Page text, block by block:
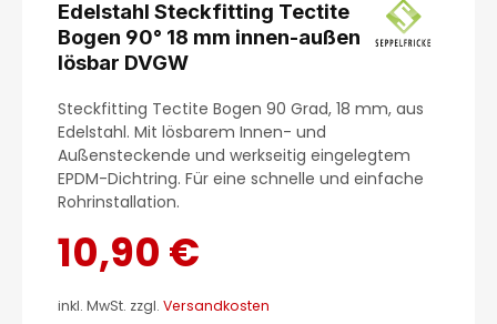
Edelstahl Steckfitting Tectite
Bogen 90° 18 mm innen-außen
lösbar DVGW
Steckfitting Tectite Bogen 90 Grad, 18 mm, aus
Edelstahl. Mit lösbarem Innen- und
Außensteckende und werkseitig eingelegtem
EPDM-Dichtring. Für eine schnelle und einfache
Rohrinstallation.
10,90 €
inkl. MwSt. zzgl. Versandkosten